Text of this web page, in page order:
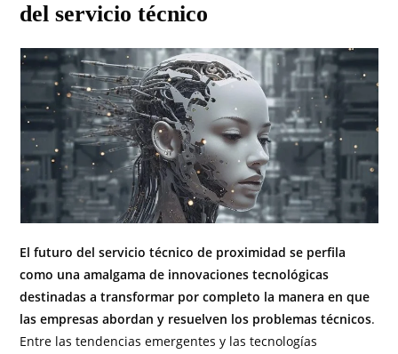
del servicio técnico
El futuro del servicio técnico de proximidad se perfila
como una amalgama de innovaciones tecnológicas
destinadas a transformar por completo la manera en que
las empresas abordan y resuelven los problemas técnicos.
Entre las tendencias emergentes y las tecnologías